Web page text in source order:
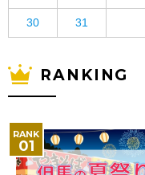
30 31
RANKING